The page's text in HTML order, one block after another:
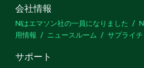
会社情報
NIはエマソン社の一員になりました
用情報
ニュースルーム サプライ
サポート